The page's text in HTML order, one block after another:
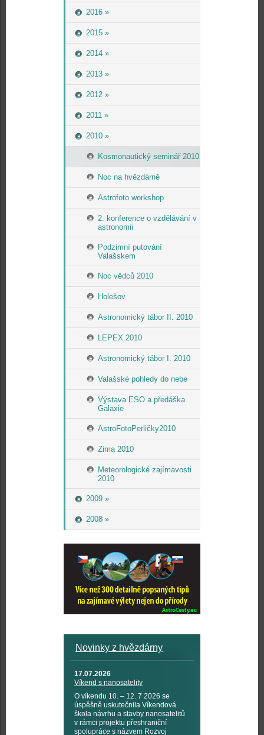
2016 »
2015 »
2014 »
2013 »
2012 »
2011 »
2010 »
Kosmonautický seminář 2010
Noc na hvězdárně
Astrofoto workshop
2. konference o vzdělávání v
astronomii
Podzimní putování
Valašskem
Noc vědců 2010
Holešov
Astronomický tábor II. 2010
LEPEX 2010
Astronomický tábor I. 2010
Valašské pohledy do nebe
Výstava ESO a předáška
Galaxie
AstroFotoPerličky2010
Zima 2010
Meteorologické zajímavosti
2010
2009 »
2008 »
Novinky z hvězdárny
17.07.2026
Víkend s nanosatelity
O víkendu 10. – 12. 7 2026 se
úspěšně uskutečnila Víkendová
škola návrhu a stavby nanosatelitů
v rámci projektu přeshraniční
spolupráce s názvem Rozvoj